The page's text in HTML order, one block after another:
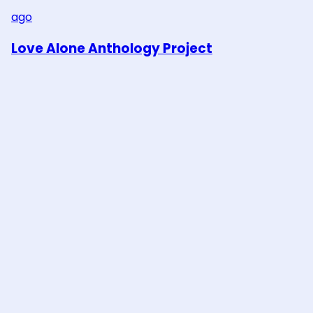
ago
Love Alone Anthology Project